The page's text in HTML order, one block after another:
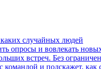
случайных людей
опросы и вовлекать
встреч. Без
командой и подскажет, как